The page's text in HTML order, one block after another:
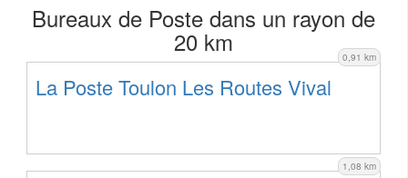
Bureaux de Poste dans un rayon de
20 km 0,91 km
La Poste Toulon Les Routes Vival
1,08 km